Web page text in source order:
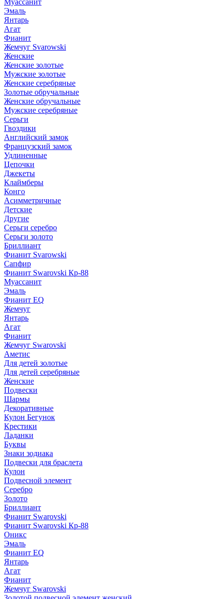
Муассанит
Эмаль
Янтарь
Агат
Фианит
Жемчуг Svarowski
Женские
Женские золотые
Мужские золотые
Женские серебряные
Золотые обручальные
Женские обручальные
Мужские серебряные
Серьги
Гвоздики
Английский замок
Французский замок
Удлиненные
Цепочки
Джекеты
Клаймберы
Конго
Асимметричные
Детские
Другие
Серьги серебро
Серьги золото
Бриллиант
Фианит Svarowski
Сапфир
Фианит Swarovski Кр-88
Муассанит
Эмаль
Фианит EQ
Жемчуг
Янтарь
Агат
Фианит
Жемчуг Swarovski
Аметис
Для детей золотые
Для детей серебряные
Женские
Подвески
Шармы
Декоративные
Кулон Бегунок
Крестики
Ладанки
Буквы
Знаки зодиака
Подвески для браслета
Кулон
Подвесной элемент
Серебро
Золото
Бриллиант
Фианит Swarovski
Фианит Swarovski Кр-88
Оникс
Эмаль
Фианит EQ
Янтарь
Агат
Фианит
Жемчуг Swarovski